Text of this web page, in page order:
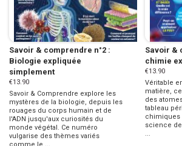
Savoir & comprendre n°2 :
Biologie expliquée
simplement
€13.90
Savoir & Comprendre explore les
mystères de la biologie, depuis les
rouages du corps humain et de
l'ADN jusqu'aux curiosités du
monde végétal. Ce numéro
vulgarise des thèmes variés
Savoir &
chimie
€13.90
Véritable
matière,
des
tableau
chimiques
science
...